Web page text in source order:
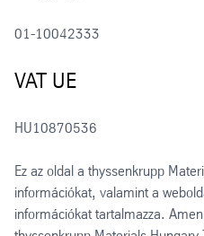
01-10042333
VAT UE
HU10870536
Ez az oldal a thyssenkrupp
információkat, valamint a
információkat tartalmazza.